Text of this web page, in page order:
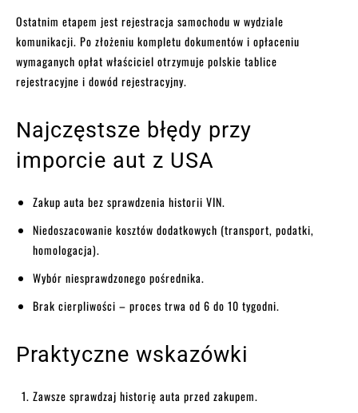
Ostatnim etapem jest rejestracja samochodu w wydziale
komunikacji. Po złożeniu kompletu dokumentów i opłaceniu
wymaganych opłat właściciel otrzymuje polskie tablice
rejestracyjne i dowód rejestracyjny.
Najczęstsze błędy przy
imporcie aut z USA
Zakup auta bez sprawdzenia historii VIN.
Niedoszacowanie kosztów dodatkowych (transport, podatki,
homologacja).
Wybór niesprawdzonego pośrednika.
Brak cierpliwości – proces trwa od 6 do 10 tygodni.
Praktyczne wskazówki
Zawsze sprawdzaj historię auta przed zakupem.